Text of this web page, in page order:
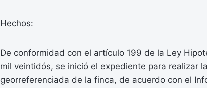
Hechos:
De conformidad con el artículo 199 de la Ley
mil veintidós, se inició el expediente para realizar
georreferenciada de la finca, de acuerdo con el